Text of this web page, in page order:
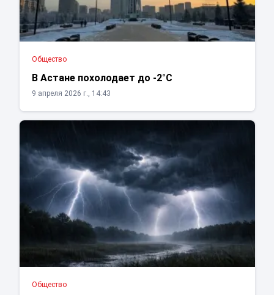
Общество
В Астане похолодает до -2°C
9 апреля 2026 г., 14:43
Общество